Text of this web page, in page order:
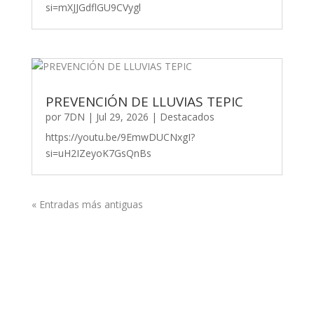
si=mXJJGdflGU9CVygl
PREVENCIÓN DE LLUVIAS TEPIC
por 7DN | Jul 29, 2026 | Destacados
https://youtu.be/9EmwDUCNxgI?
si=uH2IZeyoK7GsQnBs
« Entradas más antiguas